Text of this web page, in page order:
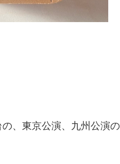
、東京公演、九州公演